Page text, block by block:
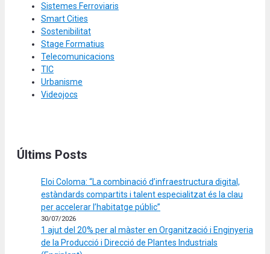
Sistemes Ferroviaris
Smart Cities
Sostenibilitat
Stage Formatius
Telecomunicacions
TIC
Urbanisme
Videojocs
Últims Posts
Eloi Coloma: “La combinació d’infraestructura digital,
estàndards compartits i talent especialitzat és la clau
per accelerar l’habitatge públic”
30/07/2026
1 ajut del 20% per al màster en Organització i Enginyeria
de la Producció i Direcció de Plantes Industrials